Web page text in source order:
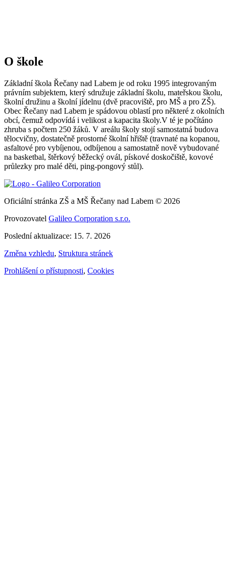
O škole
Základní škola Řečany nad Labem je od roku 1995 integrovaným
právním subjektem, který sdružuje základní školu, mateřskou školu,
školní družinu a školní jídelnu (dvě pracoviště, pro MŠ a pro ZŠ).
Obec Řečany nad Labem je spádovou oblastí pro některé z okolních
obcí, čemuž odpovídá i velikost a kapacita školy.V té je počítáno
zhruba s počtem 250 žáků. V areálu školy stojí samostatná budova
tělocvičny, dostatečně prostorné školní hřiště (travnaté na kopanou,
asfaltové pro vybíjenou, odbíjenou a samostatně nově vybudované
na basketbal, štěrkový běžecký ovál, pískové doskočiště, kovové
průlezky pro malé děti, ping-pongový stůl).
Oficiální stránka ZŠ a MŠ Řečany nad Labem © 2026
Provozovatel Galileo Corporation s.r.o.
Poslední aktualizace: 15. 7. 2026
Změna vzhledu, Struktura stránek
Prohlášení o přístupnosti, Cookies